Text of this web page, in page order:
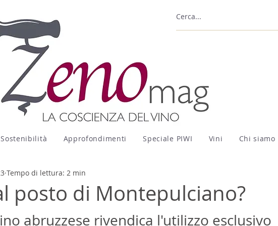
Sostenibilità Approfondimenti Speciale PIWI Vini Chi siamo
posto di Montepulciano?
Tempo di lettura: 2 min
abruzzese rivendica l'utilizzo esclusivo